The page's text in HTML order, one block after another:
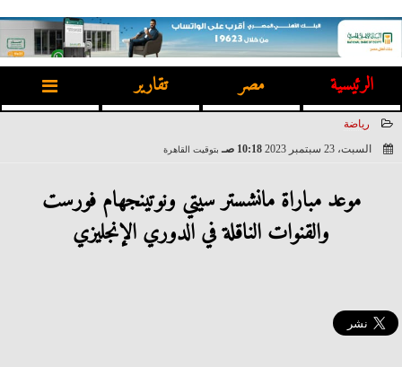
الرئيسية مصر تقارير
رياضة
السبت، 23 سبتمبر 2023
10:18 صـ بتوقيت القاهرة
موعد مباراة مانشستر سيتي ونوتينجهام فورست
والقنوات الناقلة في الدوري الإنجليزي